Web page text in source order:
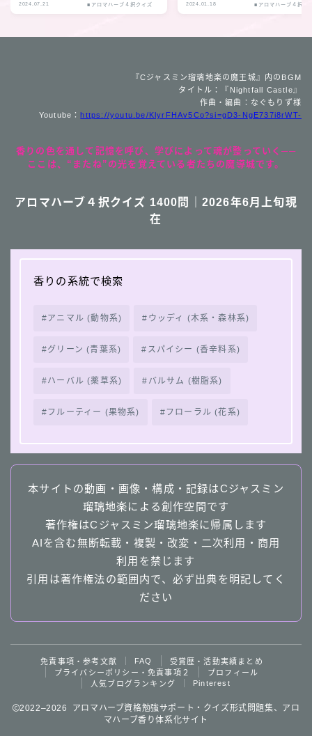
2024.07.21 ■アロマハーブ４択クイズ 2024.01.18 ■アロマハーブ４択ク
『Cジャスミン瑠璃地楽の魔王城』内のBGM
タイトル：『Nightfall Castle』
作曲・編曲：なぐもりず様
Youtube：https://youtu.be/KlyrFHAv5Co?si=gD3-NgE737i8rWT-
香りの色を通して記憶を呼び、学びによって魂が整っていく──
ここは、“またね”の光を覚えている者たちの魔導城です。
アロマハーブ４択クイズ 1400問｜2026年6月上旬現
在
香りの系統で検索
アニマル (動物系) ウッディ (木系・森林系)
グリーン (青葉系) スパイシー (香辛料系)
ハーバル (薬草系) バルサム (樹脂系)
フルーティー (果物系) フローラル (花系)
本サイトの動画・画像・構成・記録はCジャスミン
瑠璃地楽による創作空間です
著作権はCジャスミン瑠璃地楽に帰属します
AIを含む無断転載・複製・改変・二次利用・商用
利用を禁じます
引用は著作権法の範囲内で、必ず出典を明記してく
ださい
免責事項・参考文献 FAQ
受賞歴・活動実績まとめ
プライバシーポリシー・免責事項２
プロフィール
人気ブログランキング
Pinterest
2022–2026 アロマハーブ資格勉強サポート・クイズ形式問題集、アロ
マハーブ香り体系化サイト